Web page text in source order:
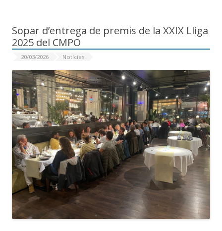
Sopar d’entrega de premis de la XXIX Lliga
2025 del CMPO
20/03/2026 Notícies